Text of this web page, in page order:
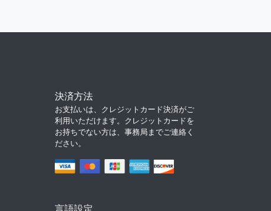
決済方法
お支払いは、クレジットカード決済がご
利用いただけます。クレジットカードを
お持ちでない方は、事務局までご連絡く
ださい。
言語設定